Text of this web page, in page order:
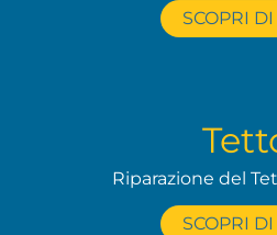
SCOPRI
Riparazione del
SCOPRI